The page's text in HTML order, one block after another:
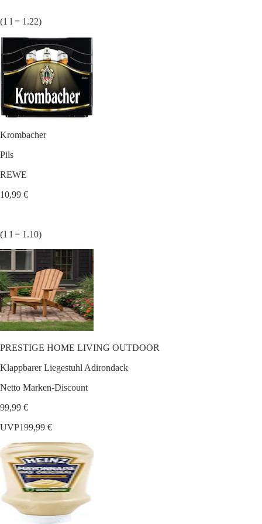
(1 l = 1.22)
Krombacher
Pils
REWE
10,99 €
(1 l = 1.10)
PRESTIGE HOME LIVING OUTDOOR
Klappbarer Liegestuhl Adirondack
Netto Marken-Discount
99,99 €
UVP199,99 €